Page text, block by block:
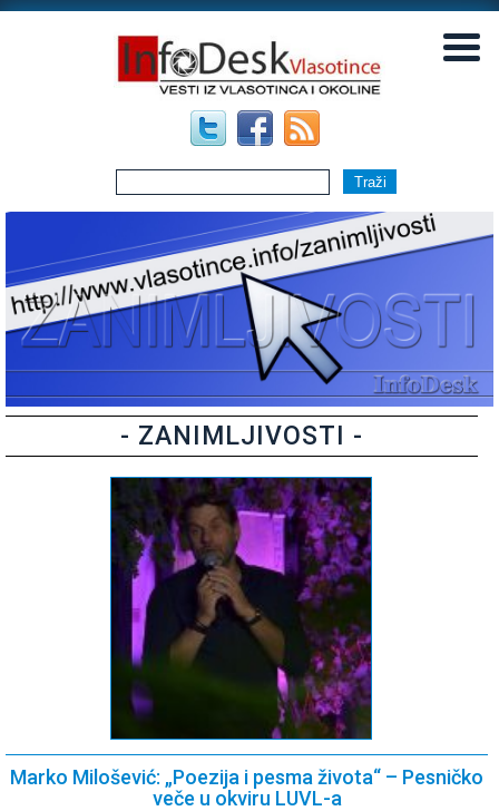
- ZANIMLJIVOSTI -
Marko Milošević: „Poezija i pesma života“ – Pesničko
veče u okviru LUVL-a